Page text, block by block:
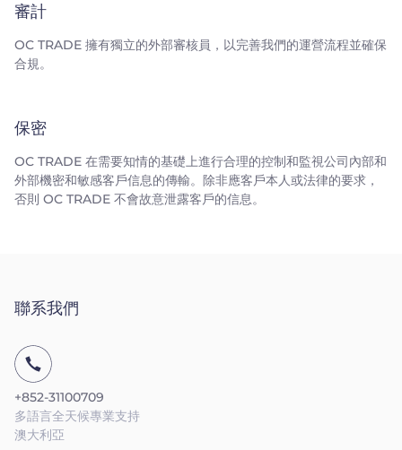
審計
OC TRADE 擁有獨立的外部審核員，以完善我們的運營流程並確保
合規。
保密
OC TRADE 在需要知情的基礎上進行合理的控制和監視公司內部和
外部機密和敏感客戶信息的傳輸。除非應客戶本人或法律的要求，
否則 OC TRADE 不會故意泄露客戶的信息。
聯系我們
+852-31100709
多語言全天候專業支持
澳大利亞